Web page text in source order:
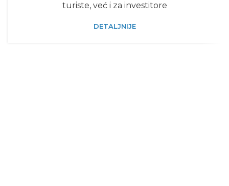
turiste, već i za investitore
DETALJNIJE